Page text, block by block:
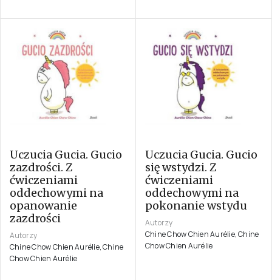
Uczucia Gucia. Gucio
zazdrości. Z
ćwiczeniami
oddechowymi na
opanowanie
zazdrości
Autorzy
Chine Chow Chien Aurélie, Chine
Chow Chien Aurélie
Uczucia Gucia. Gucio
się wstydzi. Z
ćwiczeniami
oddechowymi na
pokonanie wstydu
Autorzy
Chine Chow Chien Aurélie, Chine
Chow Chien Aurélie